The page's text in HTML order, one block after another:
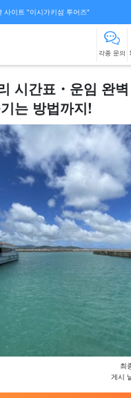
사이트 "이시가키섬 투어즈"
각종 문의
시간표・운임 완
는 방법까지!
최
게시